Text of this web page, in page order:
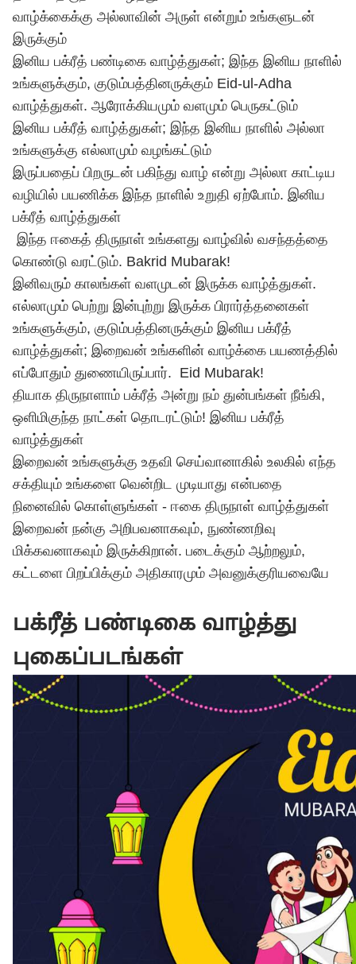
வாழ்க்கைக்கு அல்லாவின் அருள் என்றும் உங்களுடன்
இருக்கும்
இனிய பக்ரீத் பண்டிகை வாழ்த்துகள்; இந்த இனிய நாளில்
உங்களுக்கும், குடும்பத்தினருக்கும் Eid-ul-Adha
வாழ்த்துகள். ஆரோக்கியமும் வளமும் பெருகட்டும்
இனிய பக்ரீத் வாழ்த்துகள்; இந்த இனிய நாளில் அல்லா
உங்களுக்கு எல்லாமும் வழங்கட்டும்
இருப்பதைப் பிறருடன் பகிந்து வாழ் என்று அல்லா காட்டிய
வழியில் பயணிக்க இந்த நாளில் உறுதி ஏற்போம். இனிய
பக்ரீத் வாழ்த்துகள்
இந்த ஈகைத் திருநாள் உங்களது வாழ்வில் வசந்தத்தை
கொண்டு வரட்டும். Bakrid Mubarak!
இனிவரும் காலங்கள் வளமுடன் இருக்க வாழ்த்துகள்.
எல்லாமும் பெற்று இன்புற்று இருக்க பிரார்த்தனைகள்
உங்களுக்கும், குடும்பத்தினருக்கும் இனிய பக்ரீத்
வாழ்த்துகள்; இறைவன் உங்களின் வாழ்க்கை பயணத்தில்
எப்போதும் துணையிருப்பார். Eid Mubarak!
தியாக திருநாளாம் பக்ரீத் அன்று நம் துன்பங்கள் நீங்கி,
ஒளிமிகுந்த நாட்கள் தொடரட்டும்! இனிய பக்ரீத்
வாழ்த்துகள்
இறைவன் உங்களுக்கு உதவி செய்வானாகில் உலகில் எந்த
சக்தியும் உங்களை வென்றிட முடியாது என்பதை
நினைவில் கொள்ளுங்கள் - ஈகை திருநாள் வாழ்த்துகள்
இறைவன் நன்கு அறிபவனாகவும், நுண்ணறிவு
மிக்கவனாகவும் இருக்கிறான். படைக்கும் ஆற்றலும்,
கட்டளை பிறப்பிக்கும் அதிகாரமும் அவனுக்குரியவையே
பக்ரீத் பண்டிகை வாழ்த்து
புகைப்படங்கள்